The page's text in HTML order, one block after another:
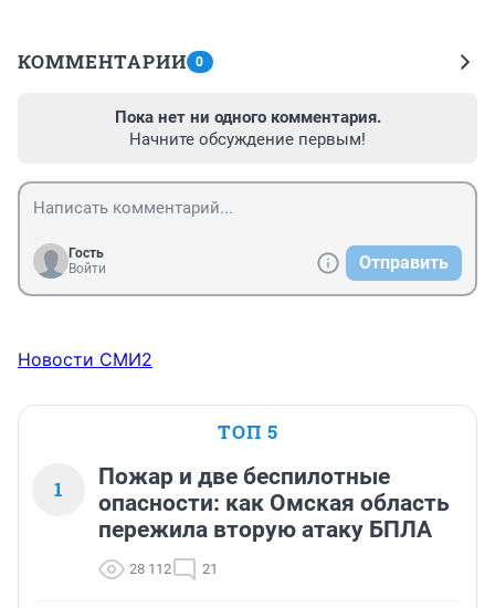
КОММЕНТАРИИ 0
Пока нет ни одного комментария.
Начните обсуждение первым!
Гость
Войти
Отправить
Новости СМИ2
ТОП 5
1
Пожар и две беспилотные
опасности: как Омская область
пережила вторую атаку БПЛА
28 112 21